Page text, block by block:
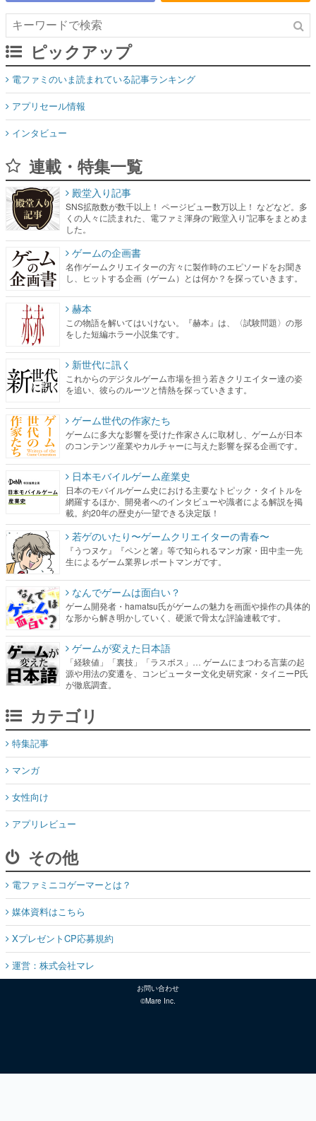
ピックアップ
電ファミのいま読まれている記事ランキング
アプリセール情報
インタビュー
連載・特集一覧
殿堂入り記事
SNS拡散数が数千以上！ ページビュー数万以上！ などなど。多
くの人々に読まれた、電ファミ渾身の“殿堂入り”記事をまとめま
した。
ゲームの企画書
名作ゲームクリエイターの方々に製作時のエピソードをお聞き
し、ヒットする企画（ゲーム）とは何か？を探っていきます。
赫本
この物語を解いてはいけない。『赫本』は、〈試験問題〉の形
をした短編ホラー小説集です。
新世代に訊く
これからのデジタルゲーム市場を担う若きクリエイター達の姿
を追い、彼らのルーツと情熱を探っていきます。
ゲーム世代の作家たち
ゲームに多大な影響を受けた作家さんに取材し、ゲームが日本
のコンテンツ産業やカルチャーに与えた影響を探る企画です。
日本モバイルゲーム産業史
日本のモバイルゲーム史における主要なトピック・タイトルを
網羅するほか、開発者へのインタビューや識者による解説を掲
載。約20年の歴史が一望できる決定版！
若ゲのいたり〜ゲームクリエイターの青春〜
『うつヌケ』『ペンと箸』等で知られるマンガ家・田中圭一先
生によるゲーム業界レポートマンガです。
なんでゲームは面白い？
ゲーム開発者・hamatsu氏がゲームの魅力を画面や操作の具体的
な形から解き明かしていく、硬派で骨太な評論連載です。
ゲームが変えた日本語
「経験値」「裏技」「ラスボス」… ゲームにまつわる言葉の起
源や用法の変遷を、コンピューター文化史研究家・タイニーP氏
が徹底調査。
カテゴリ
特集記事
マンガ
女性向け
アプリレビュー
その他
電ファミニコゲーマーとは？
媒体資料はこちら
XプレゼントCP応募規約
運営：株式会社マレ
お問い合わせ
©Mare Inc.